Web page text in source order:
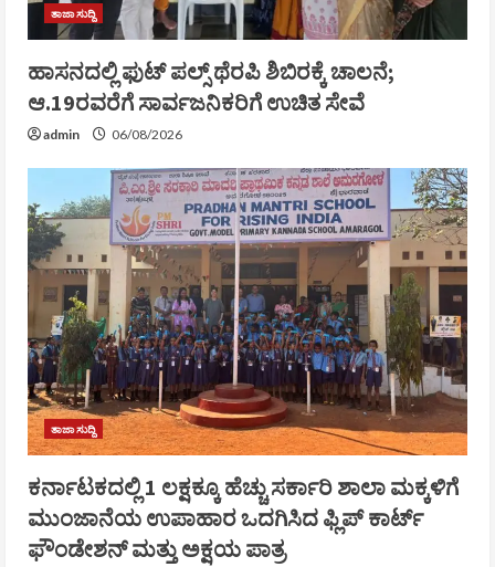
ತಾಜಾ ಸುದ್ದಿ
ಹಾಸನದಲ್ಲಿ ಫುಟ್ ಪಲ್ಸ್ ಥೆರಪಿ ಶಿಬಿರಕ್ಕೆ ಚಾಲನೆ;
ಆ.19ರವರೆಗೆ ಸಾರ್ವಜನಿಕರಿಗೆ ಉಚಿತ ಸೇವೆ
admin 06/08/2026
ತಾಜಾ ಸುದ್ದಿ
ಕರ್ನಾಟಕದಲ್ಲಿ 1 ಲಕ್ಷಕ್ಕೂ ಹೆಚ್ಚು ಸರ್ಕಾರಿ ಶಾಲಾ ಮಕ್ಕಳಿಗೆ
ಮುಂಜಾನೆಯ ಉಪಾಹಾರ ಒದಗಿಸಿದ ಫ್ಲಿಪ್‌ ಕಾರ್ಟ್
ಫೌಂಡೇಶನ್ ಮತ್ತು ಅಕ್ಷಯ ಪಾತ್ರ